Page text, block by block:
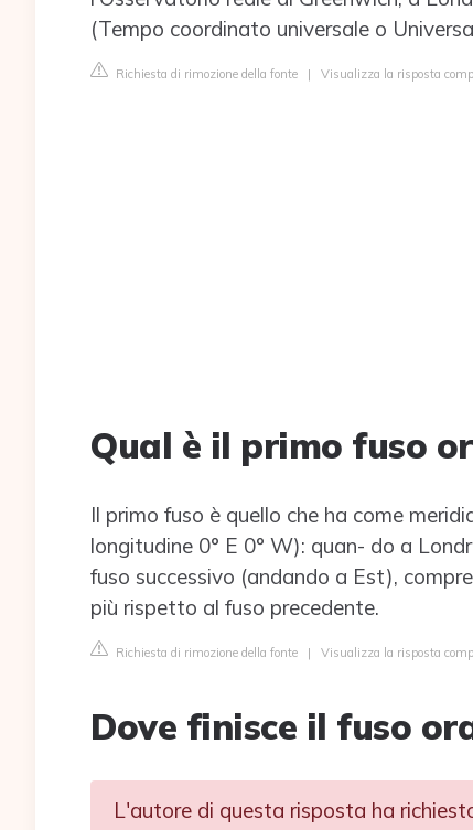
(Tempo coordinato universale o
Richiesta di rimozione della fonte | Visualizza la risposta
Qual è il primo fuso
Il primo fuso è quello che ha come
longitudine 0° E 0° W): quan- do a
fuso successivo (andando a Est),
più rispetto al fuso precedente.
Richiesta di rimozione della fonte | Visualizza la risposta
Dove finisce il fuso
L'autore di questa risposta ha